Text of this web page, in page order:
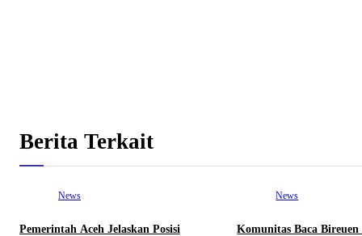
Berita Terkait
News
Pemerintah Aceh Jelaskan Posisi
News
Komunitas Baca